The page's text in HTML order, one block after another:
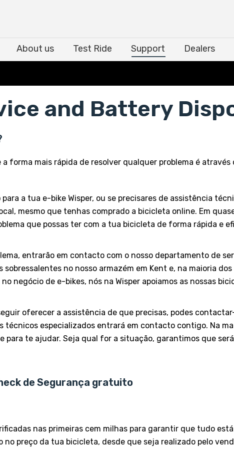
About us Test Ride Support Dealers
and Battery
forma mais rápida de resolver qualquer problema é
a tua e-bike Wisper, ou se precisares de assistência
mesmo que tenhas comprado a bicicleta online. Em
que possas ter com a tua bicicleta de forma rápida e
entrarão em contacto com o nosso departamento de
sobressalentes no nosso armazém em Kent e, na maioria
negócio de e-bikes, nós na Wisper apoiamos as nossas
oferecer a assistência de que precisas, podes
técnicos especializados entrará em contacto contigo. Na
para te ajudar. Seja qual for a situação, garantimos que
de Segurança gratuito
nas primeiras cem milhas para garantir que tudo
no preço da tua bicicleta, desde que seja realizado pelo